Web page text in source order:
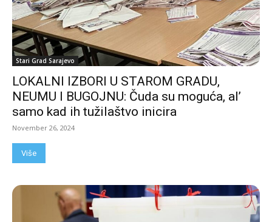
Stari Grad Sarajevo
LOKALNI IZBORI U STAROM GRADU,
NEUMU I BUGOJNU: Čuda su moguća, al’
samo kad ih tužilaštvo inicira
November 26, 2024
Više